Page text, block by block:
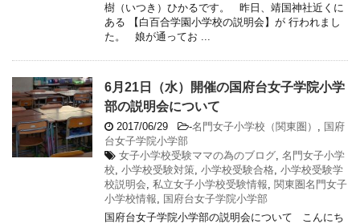
樹（いつき）ひかるです。 昨日、靖国神社近くに
ある 【白百合学園小学校の説明会】が 行われまし
た。 娘が通ってお ...
6月21日（水）開催の国府台女子学院小学
部の説明会について
2017/06/29 -名門女子小学校（関東圏）
国府
台女子学院小学部
女子小学校受験ママの為のブログ 名門女子小学
校 小学校受験対策 小学校受験合格 小学校受験学
校説明会 私立女子小学校受験情報 関東圏名門女子
小学校情報
国府台女子学院小学部
国府台女子学院小学部の説明会について こんにち